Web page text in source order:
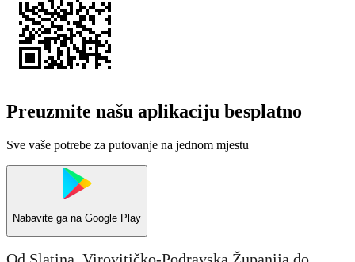
Preuzmite našu aplikaciju besplatno
Sve vaše potrebe za putovanje na jednom mjestu
Nabavite ga na Google Play